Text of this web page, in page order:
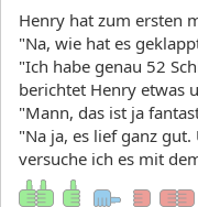
Henry hat zum ersten
"Na, wie hat es
"Ich habe genau 52
berichtet Henry etwas
"Mann, das ist ja
"Na ja, es lief ganz
versuche ich es mit